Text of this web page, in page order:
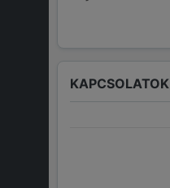
KAPCSOLATOK